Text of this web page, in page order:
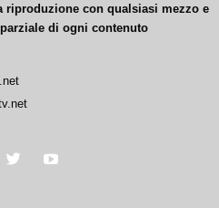
riproduzione con qualsiasi mezzo e
di ogni contenuto